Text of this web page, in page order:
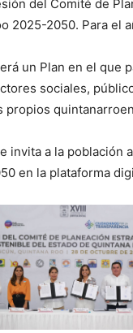
del Comité de
2025-2050. Para el
un Plan en el que
sociales,
propios
invita a la población
en la plataforma